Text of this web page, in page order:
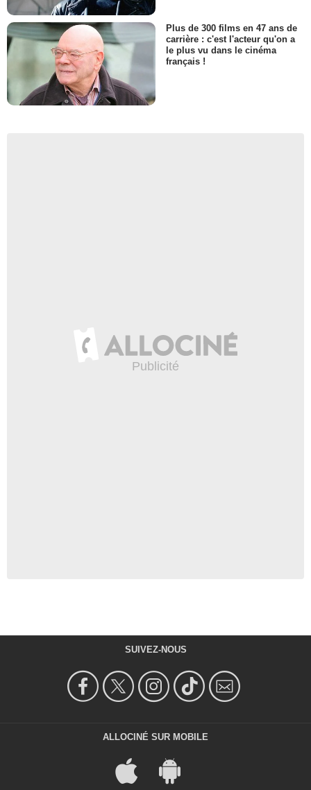
Plus de 300 films en 47 ans de
carrière : c'est l'acteur qu'on a
le plus vu dans le cinéma
français !
SUIVEZ-NOUS
ALLOCINÉ SUR MOBILE